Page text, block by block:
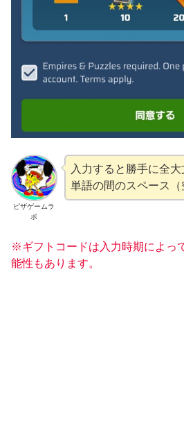
ピザゲームラ
ボ
入力すると勝手に全大
単語の間のスペース（
※ギフトコードは入力時期によっ
能性もあります。